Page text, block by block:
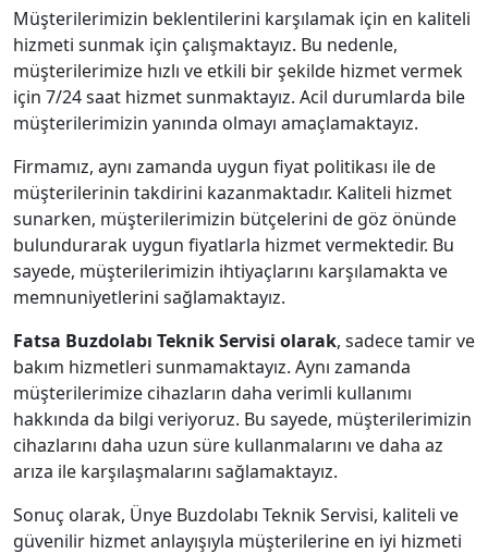
Müşterilerimizin beklentilerini karşılamak için en kaliteli
hizmeti sunmak için çalışmaktayız. Bu nedenle,
müşterilerimize hızlı ve etkili bir şekilde hizmet vermek
için 7/24 saat hizmet sunmaktayız. Acil durumlarda bile
müşterilerimizin yanında olmayı amaçlamaktayız.
Firmamız, aynı zamanda uygun fiyat politikası ile de
müşterilerinin takdirini kazanmaktadır. Kaliteli hizmet
sunarken, müşterilerimizin bütçelerini de göz önünde
bulundurarak uygun fiyatlarla hizmet vermektedir. Bu
sayede, müşterilerimizin ihtiyaçlarını karşılamakta ve
memnuniyetlerini sağlamaktayız.
Fatsa Buzdolabı Teknik Servisi olarak, sadece tamir ve
bakım hizmetleri sunmamaktayız. Aynı zamanda
müşterilerimize cihazların daha verimli kullanımı
hakkında da bilgi veriyoruz. Bu sayede, müşterilerimizin
cihazlarını daha uzun süre kullanmalarını ve daha az
arıza ile karşılaşmalarını sağlamaktayız.
Sonuç olarak, Ünye Buzdolabı Teknik Servisi, kaliteli ve
güvenilir hizmet anlayışıyla müşterilerine en iyi hizmeti